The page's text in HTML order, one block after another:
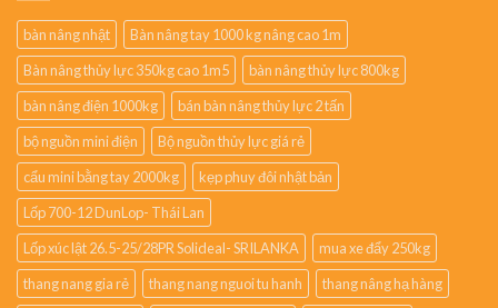
bàn nâng nhật
Bàn nâng tay 1000 kg nâng cao 1m
Bàn nâng thủy lực 350kg cao 1m5
bàn nâng thủy lực 800kg
bàn nâng điện 1000kg
bán bàn nâng thủy lực 2 tấn
bộ nguồn mini điện
Bộ nguồn thủy lực giá rẻ
cẩu mini bằng tay 2000kg
kẹp phuy đôi nhật bản
Lốp 700-12 DunLop- Thái Lan
Lốp xúc lật 26.5-25/28PR Solideal- SRILANKA
mua xe đẩy 250kg
thang nang gia rẻ
thang nang nguoi tu hanh
thang nâng hạ hàng